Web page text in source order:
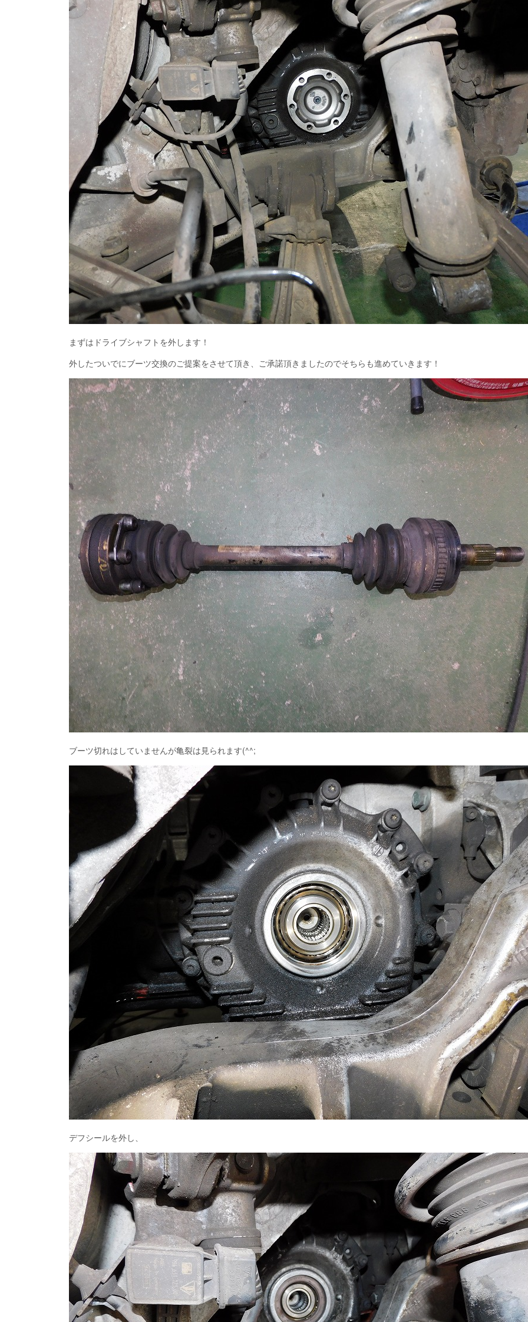
まずはドライブシャフトを外します！
外したついでにブーツ交換のご提案をさせて頂き、ご承諾頂きましたのでそちらも進めていきます！
ブーツ切れはしていませんが亀裂は見られます(^^;
デフシールを外し、